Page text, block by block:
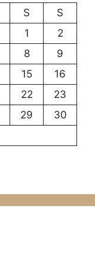
S
S
1
2
8
9
15
16
22
23
29
30